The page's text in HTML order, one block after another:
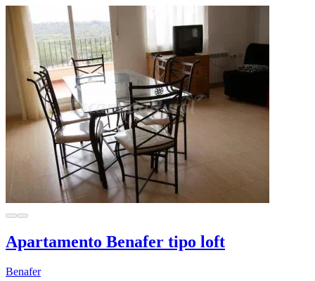
Apartamento Benafer tipo loft
Benafer